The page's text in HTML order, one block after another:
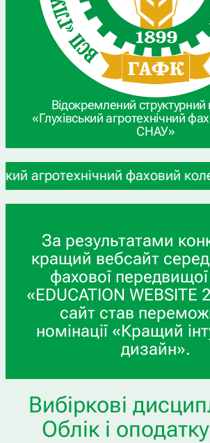
Відокремлений структурний
«Глухівський агротехнічний
СНАУ»
агротехнічний фаховий
За результатами
кращий вебсайт серед
фахової передвищої
«EDUCATION
сайт став
номінації «Кращий
дизайн».
Вибіркові
Облік і